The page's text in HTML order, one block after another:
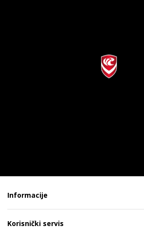
Informacije
Korisnički servis